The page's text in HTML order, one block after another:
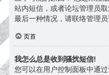
站内短信，或者论坛管理员
最后一种情况，请联络管理员
页首
我怎么总是收到骚扰短信!
您可以在用户控制面板中通